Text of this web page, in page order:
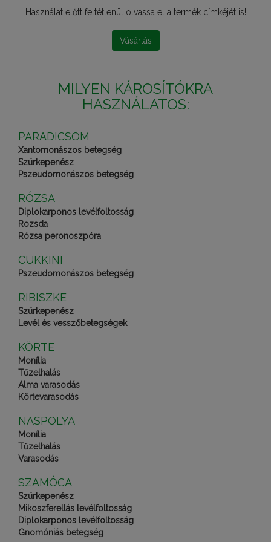
Használat előtt feltétlenül olvassa el a termék címkéjét is!
Vásárlás
MILYEN KÁROSÍTÓKRA
HASZNÁLATOS:
PARADICSOM
Xantomonászos betegség
Szürkepenész
Pszeudomonászos betegség
RÓZSA
Diplokarponos levélfoltosság
Rozsda
Rózsa peronoszpóra
CUKKINI
Pszeudomonászos betegség
RIBISZKE
Szürkepenész
Levél és vesszőbetegségek
KÖRTE
Monília
Tűzelhalás
Alma varasodás
Körtevarasodás
NASPOLYA
Monília
Tűzelhalás
Varasodás
SZAMÓCA
Szürkepenész
Mikoszferellás levélfoltosság
Diplokarponos levélfoltosság
Gnomóniás betegség